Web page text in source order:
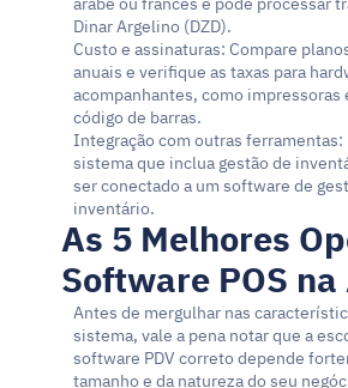
Dinar Argelino (DZD).
Custo e assinaturas: Compare
anuais e verifique as taxas para
acompanhantes, como impressoras
código de barras.
Integração com outras ferramentas:
sistema que inclua gestão de
ser conectado a um software de
inventário.
As 5 Melhores
Software POS
Antes de mergulhar nas
sistema, vale a pena notar que a
software PDV correto depende
tamanho e da natureza do seu